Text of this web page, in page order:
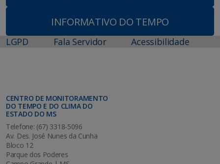
INFORMATIVO DO TEMPO
LGPD Fala Servidor Acessibilidade
CENTRO DE MONITORAMENTO
DO TEMPO E DO CLIMA DO
ESTADO DO MS
Telefone: (67) 3318-5096
Av. Des. José Nunes da Cunha
Bloco 12
Parque dos Poderes